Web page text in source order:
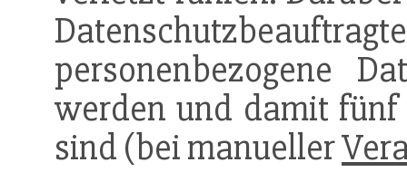
personenbezogene
werden und damit fünf
sind (bei manueller